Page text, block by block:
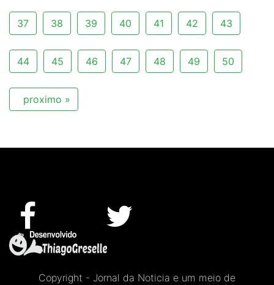
37 38 39 40 41 42 43
44 45 46 47 48 49 50
proximo »
Copyright - Jornal da Noticia e um meio de